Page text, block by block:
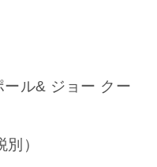
ル& ジョー クー
）